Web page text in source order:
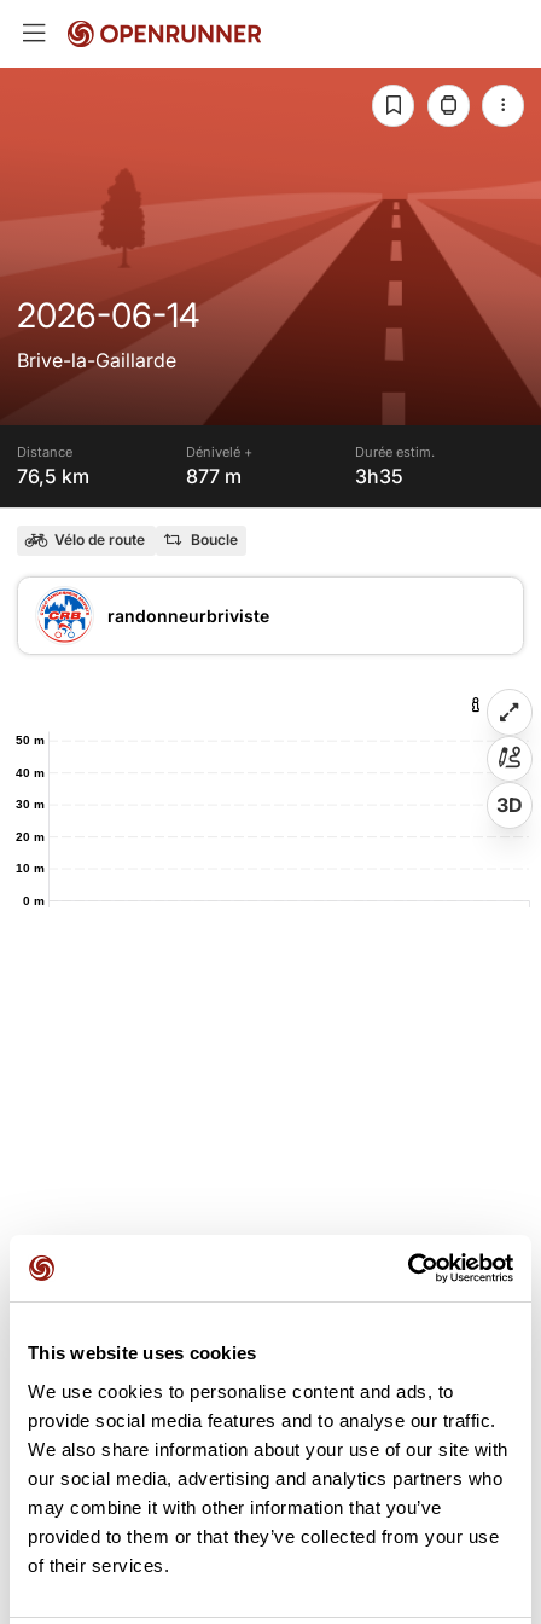
This website uses cookies
We use cookies to personalise content and ads, to
provide social media features and to analyse our traffic.
We also share information about your use of our site with
our social media, advertising and analytics partners who
may combine it with other information that you’ve
provided to them or that they’ve collected from your use
of their services.
2026-06-14
Brive-la-Gaillarde
Distance
76,5 km
Dénivelé +
877 m
Durée estim.
3h35
Vélo de route Boucle
randonneurbriviste
0 m
10 m
20 m
30 m
40 m
50 m
3D
Ajouter un avis
Découvrez ce parcours de vélo de 76,5 km à proximité de